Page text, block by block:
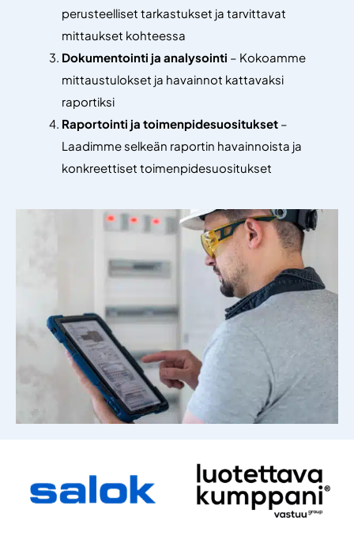
perusteelliset tarkastukset ja tarvittavat
mittaukset kohteessa
Dokumentointi ja analysointi – Kokoamme
mittaustulokset ja havainnot kattavaksi
raportiksi
Raportointi ja toimenpidesuositukset –
Laadimme selkeän raportin havainnoista ja
konkreettiset toimenpidesuositukset